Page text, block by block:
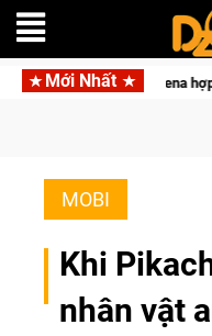
Mới Nhất
đưa bom tấn săn thú
MOBI
Khi
nhân vật